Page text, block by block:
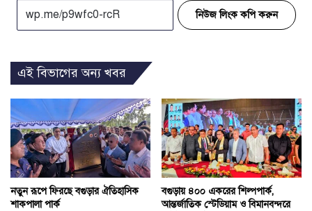
নিউজ লিংক কপি করুন
এই বিভাগের অন্য খবর
নতুন রূপে ফিরছে বগুড়ার ঐতিহাসিক
শাকপালা পার্ক
বগুড়ায় ৪০০ একরের শিল্পপার্ক,
আন্তর্জাতিক স্টেডিয়াম ও বিমানবন্দরে